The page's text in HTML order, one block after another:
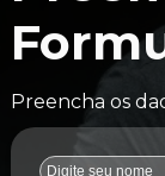
Preencha os